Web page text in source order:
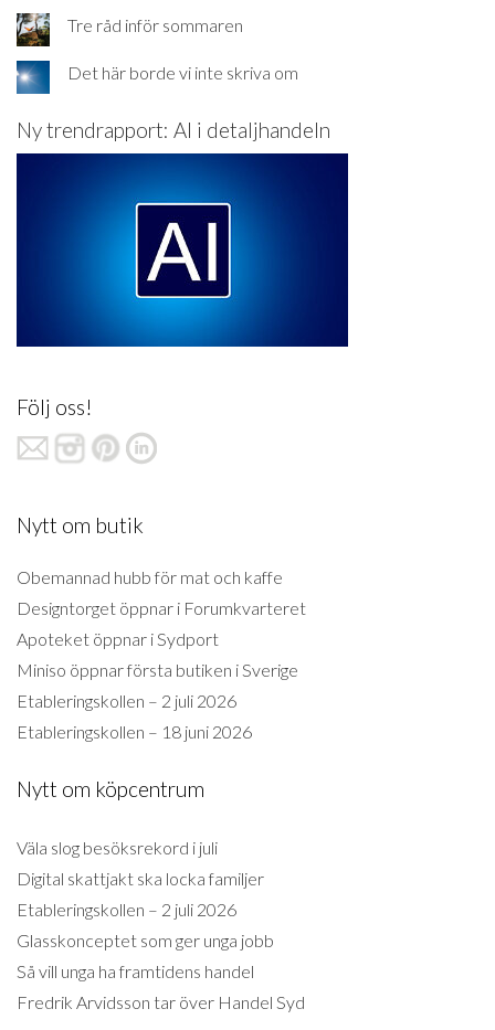
Tre råd inför sommaren
Det här borde vi inte skriva om
Ny trendrapport: AI i detaljhandeln
Följ oss!
Nytt om butik
Obemannad hubb för mat och kaffe
Designtorget öppnar i Forumkvarteret
Apoteket öppnar i Sydport
Miniso öppnar första butiken i Sverige
Etableringskollen – 2 juli 2026
Etableringskollen – 18 juni 2026
Nytt om köpcentrum
Väla slog besöksrekord i juli
Digital skattjakt ska locka familjer
Etableringskollen – 2 juli 2026
Glasskonceptet som ger unga jobb
Så vill unga ha framtidens handel
Fredrik Arvidsson tar över Handel Syd